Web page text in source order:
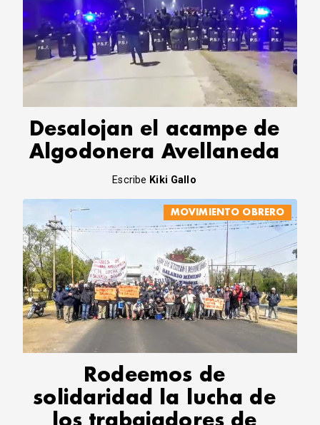
Desalojan el acampe de
Algodonera Avellaneda
Escribe Kiki Gallo
MOVIMIENTO OBRERO
Rodeemos de
solidaridad la lucha de